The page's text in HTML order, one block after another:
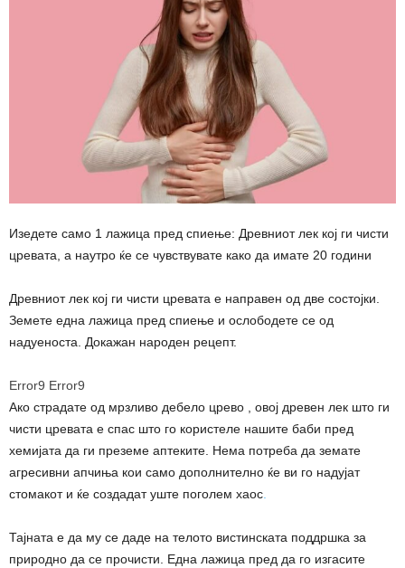
Изедете само 1 лажица пред спиење: Древниот лек кој ги чисти
цревата, а наутро ќе се чувствувате како да имате 20 години
Древниот лек кој ги чисти цревата е направен од две состојки.
Земете една лажица пред спиење и ослободете се од
надуеноста. Докажан народен рецепт.
Error9 Error9
Ако страдате од мрзливо дебело црево , овој древен лек што ги
чисти цревата е спас што го користеле нашите баби пред
хемијата да ги преземе аптеките. Нема потреба да земате
агресивни апчиња кои само дополнително ќе ви го надујат
стомакот и ќе создадат уште поголем хаос.
Тајната е да му се даде на телото вистинската поддршка за
природно да се прочисти. Една лажица пред да го изгасите